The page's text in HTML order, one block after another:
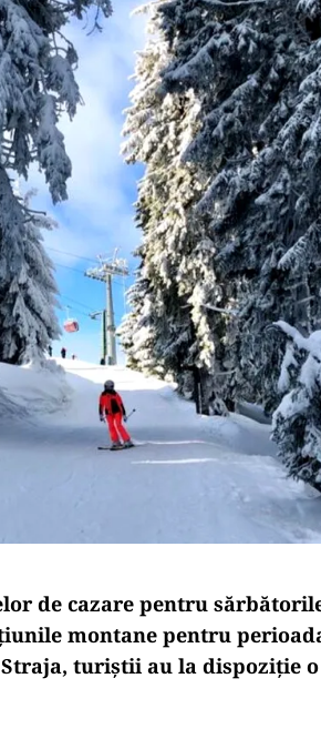
de cazare pentru
montane pentru
turiștii au la dispoziție o